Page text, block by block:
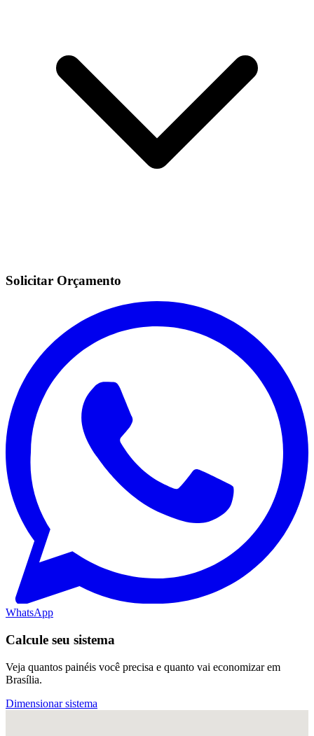
Solicitar Orçamento
WhatsApp
Calcule seu sistema
Veja quantos painéis você precisa e quanto vai economizar em
Brasília.
Dimensionar sistema